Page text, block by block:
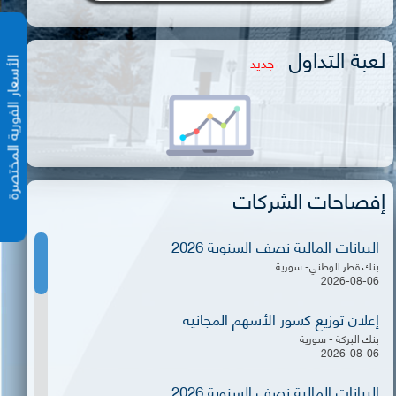
الأسعار لعبة التداول جديد
إفصاحات الشركات
البيانات المالية نصف السنوية 2026
بنك قطر الوطني- سورية
2026-08-06
إعلان توزيع كسور الأسهم المجانية
بنك البركة - سورية
2026-08-06